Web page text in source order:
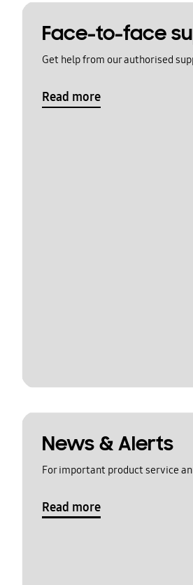
Face-to-face
Get help from our authorised
Read more
News & Alerts
For important product service
Read more